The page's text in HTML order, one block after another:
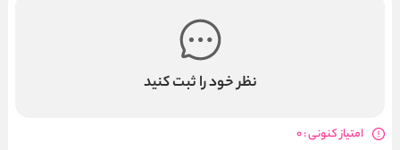
نظر خود را ثبت کنید
امتیاز کنونی : 0